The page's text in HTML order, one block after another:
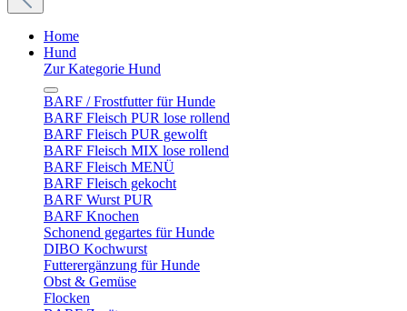
Home
Hund
Zur Kategorie Hund
BARF / Frostfutter für Hunde
BARF Fleisch PUR lose rollend
BARF Fleisch PUR gewolft
BARF Fleisch MIX lose rollend
BARF Fleisch MENÜ
BARF Fleisch gekocht
BARF Wurst PUR
BARF Knochen
Schonend gegartes für Hunde
DIBO Kochwurst
Futterergänzung für Hunde
Obst & Gemüse
Flocken